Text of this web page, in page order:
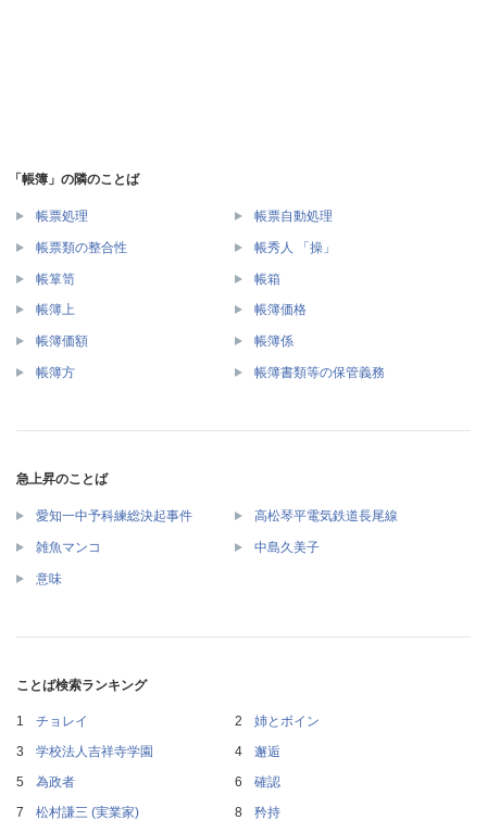
「帳簿」の隣のことば
帳票処理 帳票自動処理
帳票類の整合性 帳秀人 「操」
帳箪笥 帳箱
帳簿上 帳簿価格
帳簿価額 帳簿係
帳簿方 帳簿書類等の保管義務
急上昇のことば
愛知一中予科練総決起事件 高松琴平電気鉄道長尾線
雑魚マンコ 中島久美子
意味
ことば検索ランキング
チョレイ
姉とボイン
学校法人吉祥寺学園
邂逅
為政者
確認
松村謙三 (実業家)
矜持